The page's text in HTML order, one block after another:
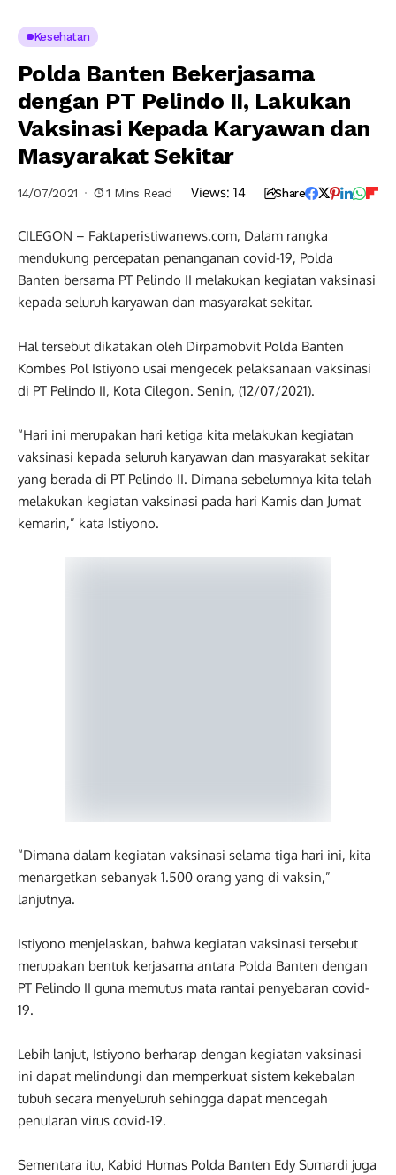
Kesehatan
Polda Banten Bekerjasama
dengan PT Pelindo II, Lakukan
Vaksinasi Kepada Karyawan dan
Masyarakat Sekitar
14/07/2021 1 Mins Read Views: 14 Share
CILEGON – Faktaperistiwanews.com, Dalam rangka
mendukung percepatan penanganan covid-19, Polda
Banten bersama PT Pelindo II melakukan kegiatan vaksinasi
kepada seluruh karyawan dan masyarakat sekitar.
Hal tersebut dikatakan oleh Dirpamobvit Polda Banten
Kombes Pol Istiyono usai mengecek pelaksanaan vaksinasi
di PT Pelindo II, Kota Cilegon. Senin, (12/07/2021).
“Hari ini merupakan hari ketiga kita melakukan kegiatan
vaksinasi kepada seluruh karyawan dan masyarakat sekitar
yang berada di PT Pelindo II. Dimana sebelumnya kita telah
melakukan kegiatan vaksinasi pada hari Kamis dan Jumat
kemarin,” kata Istiyono.
“Dimana dalam kegiatan vaksinasi selama tiga hari ini, kita
menargetkan sebanyak 1.500 orang yang di vaksin,”
lanjutnya.
Istiyono menjelaskan, bahwa kegiatan vaksinasi tersebut
merupakan bentuk kerjasama antara Polda Banten dengan
PT Pelindo II guna memutus mata rantai penyebaran covid-
19.
Lebih lanjut, Istiyono berharap dengan kegiatan vaksinasi
ini dapat melindungi dan memperkuat sistem kekebalan
tubuh secara menyeluruh sehingga dapat mencegah
penularan virus covid-19.
Sementara itu, Kabid Humas Polda Banten Edy Sumardi juga